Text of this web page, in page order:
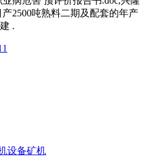
2500吨熟料二期及配套的年产
.
设备矿机